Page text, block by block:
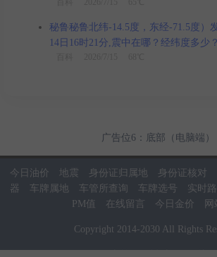
秘鲁秘鲁北纬-14.5度，东经-71.5度）
14日16时21分,震中在哪？经纬度多少
广告位6：底部（电脑端）
今日油价 地震 身份证归属地 身份证核对
器
车牌属地 车管所查询 车牌选号 实时
PM值
在线留言 今日金价
Copyright 2014-2030 All Rights